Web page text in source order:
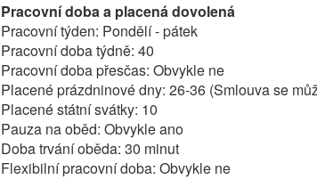
Pracovní doba a placená dovolená
Pracovní týden: Pondělí - pátek
Pracovní doba týdně: 40
Pracovní doba přesčas: Obvykle ne
Placené prázdninové dny: 26-36 (Smlouva se
Placené státní svátky: 10
Pauza na oběd: Obvykle ano
Doba trvání oběda: 30 minut
Flexibilní pracovní doba: Obvykle ne